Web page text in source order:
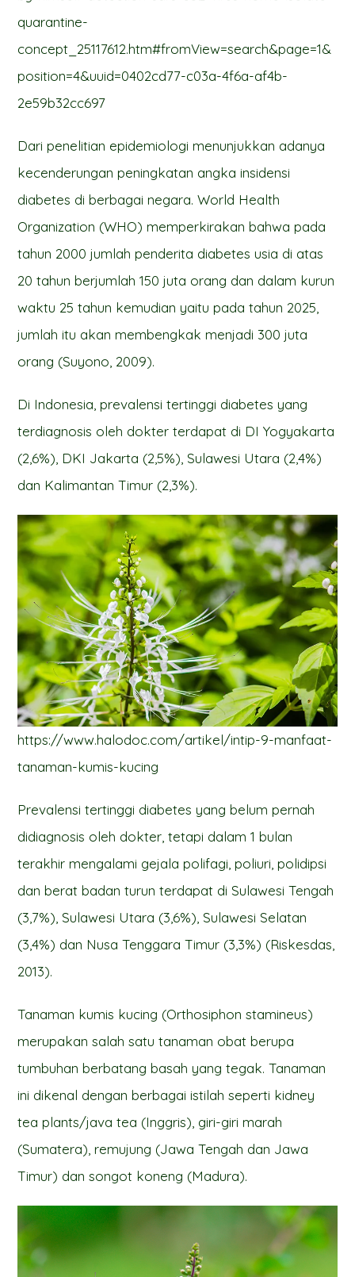
quarantine-
concept_25117612.htm#fromView=search&page=1&
position=4&uuid=0402cd77-c03a-4f6a-af4b-
2e59b32cc697
Dari penelitian epidemiologi menunjukkan adanya
kecenderungan peningkatan angka insidensi
diabetes di berbagai negara. World Health
Organization (WHO) memperkirakan bahwa pada
tahun 2000 jumlah penderita diabetes usia di atas
20 tahun berjumlah 150 juta orang dan dalam kurun
waktu 25 tahun kemudian yaitu pada tahun 2025,
jumlah itu akan membengkak menjadi 300 juta
orang (Suyono, 2009).
Di Indonesia, prevalensi tertinggi diabetes yang
terdiagnosis oleh dokter terdapat di DI Yogyakarta
(2,6%), DKI Jakarta (2,5%), Sulawesi Utara (2,4%)
dan Kalimantan Timur (2,3%).
https://www.halodoc.com/artikel/intip-9-manfaat-
tanaman-kumis-kucing
Prevalensi tertinggi diabetes yang belum pernah
didiagnosis oleh dokter, tetapi dalam 1 bulan
terakhir mengalami gejala polifagi, poliuri, polidipsi
dan berat badan turun terdapat di Sulawesi Tengah
(3,7%), Sulawesi Utara (3,6%), Sulawesi Selatan
(3,4%) dan Nusa Tenggara Timur (3,3%) (Riskesdas,
2013).
Tanaman kumis kucing (Orthosiphon stamineus)
merupakan salah satu tanaman obat berupa
tumbuhan berbatang basah yang tegak. Tanaman
ini dikenal dengan berbagai istilah seperti kidney
tea plants/java tea (Inggris), giri-giri marah
(Sumatera), remujung (Jawa Tengah dan Jawa
Timur) dan songot koneng (Madura).